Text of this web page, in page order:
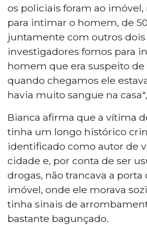
os policiais foram ao imóvel,
para intimar o homem, de
juntamente com outros dois
investigadores fomos para
homem que era suspeito de
quando chegamos ele
havia muito sangue na
Bianca afirma que a vítima
tinha um longo histórico
identificado como autor de
cidade e, por conta de ser
drogas, não trancava a porta
imóvel, onde ele morava
tinha sinais de
bastante bagunçado.